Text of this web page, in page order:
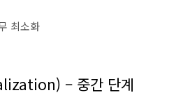
최소화
– 중간 단계